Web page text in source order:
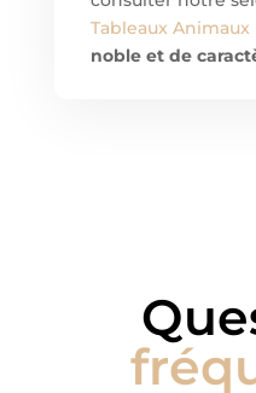
Tableaux Animaux
noble et de